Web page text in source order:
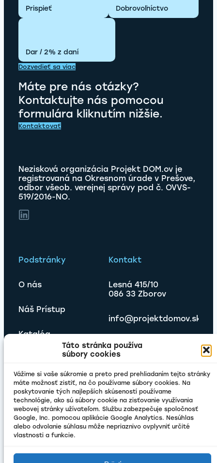
Táto stránka používa
súbory cookies
Vážime si vaše súkromie a preto pred prehliadaním tejto stránky
máte možnosť zistiť, na čo používame súbory cookies. Na
poskytovanie tých najlepších skúseností používame
technológie, ako sú súbory cookie na zisťovanie využívania
webovej stránky užívateľom. Službu zabezpečuje spoločnosť
Google, Inc. pomocou aplikácie Google Analytics. Nesúhlas
alebo odvolanie súhlasu môže nepriaznivo ovplyvniť určité
vlastnosti a funkcie.
Prispieť Dobrovoľníctvo
Dar / 2% z daní
Dozvedieť sa viac
Máte pre nás otázky?
Kontaktujte nás pomocou
formulára kliknutím nižšie.
Kontaktovať
Nezisková organizácia Projekt DOM.ov je
registrovaná na Okresnom úrade v Prešove,
odbor všeob. verejnej správy pod č. OVVS-
519/2016-NO.
Podstránky
O nás
Náš Prístup
Katalóg
Novinky
Kontakt
Kontakt
Lesná 415/10
086 33 Zborov
info@projektdomov.sk
Právne Dokumenty